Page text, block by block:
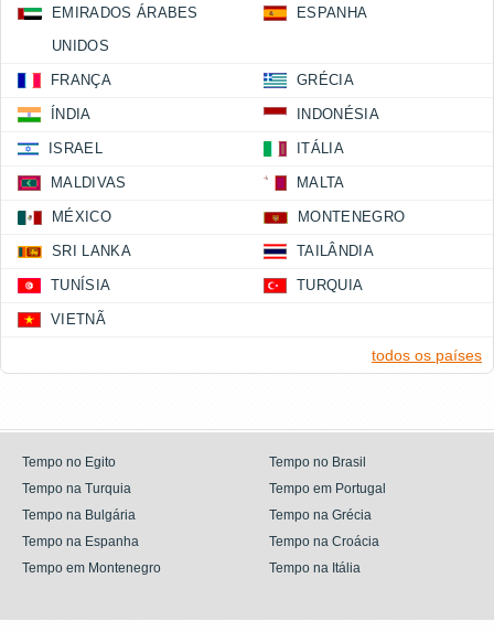
EMIRADOS ÁRABES
UNIDOS
ESPANHA
FRANÇA GRÉCIA
ÍNDIA INDONÉSIA
ISRAEL ITÁLIA
MALDIVAS MALTA
MÉXICO MONTENEGRO
SRI LANKA TAILÂNDIA
TUNÍSIA TURQUIA
VIETNÃ
todos os países
Tempo no Egito
Tempo no Brasil
Tempo na Turquia
Tempo em Portugal
Tempo na Bulgária
Tempo na Grécia
Tempo na Espanha
Tempo na Croácia
Tempo em Montenegro
Tempo na Itália